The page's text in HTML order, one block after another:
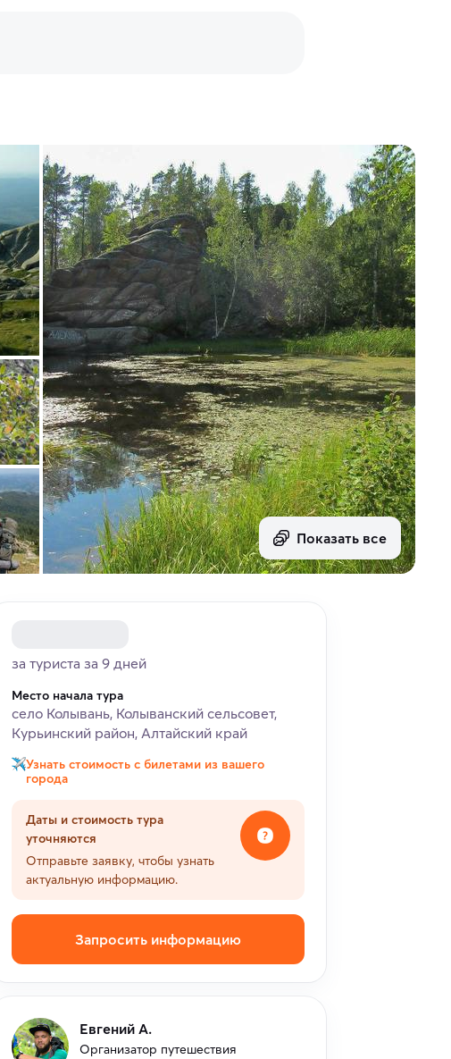
Показать все
за туриста за 9 дней
Место начала тура
село Колывань, Колыванский сельсовет,
Курьинский район, Алтайский край
Узнать стоимость с билетами из вашего
города
Даты и стоимость тура
уточняются
Отправьте заявку, чтобы узнать
актуальную информацию.
Запросить информацию
Евгений А.
Организатор путешествия